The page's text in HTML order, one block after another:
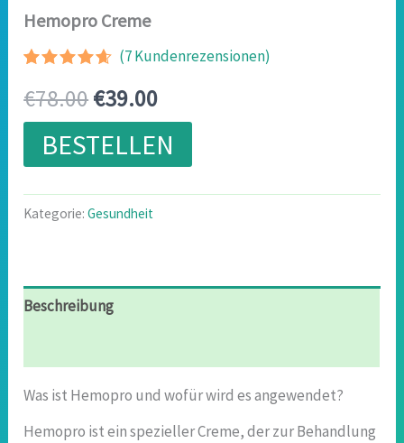
Hemopro Creme
mit4.50
von 5,
basierend
auf
Kundenbewertungen
(7Kundenrezensionen)
€78.00Ursprünglicher
Preis
war:
€78.00
€39.00Aktueller
Preis
ist:
BESTELLEN
Kategorie:Gesundheit
Beschreibung
Was ist Hemopro und wofür wird es angewendet?
Hemopro ist ein spezieller Creme, der zur Behandlung